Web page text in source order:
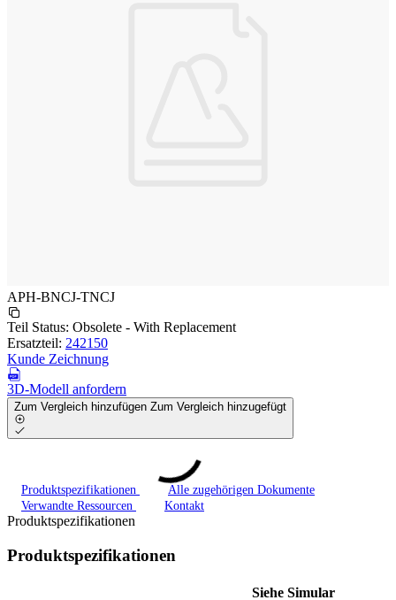
APH-BNCJ-TNCJ
Teil Status: Obsolete - With Replacement
Ersatzteil: 242150
Kunde Zeichnung
3D-Modell anfordern
Zum Vergleich hinzufügen Zum Vergleich hinzugefügt
Produktspezifikationen
Alle zugehörigen Dokumente
Verwandte Ressourcen
Kontakt
Produktspezifikationen
Produktspezifikationen
Siehe Simular